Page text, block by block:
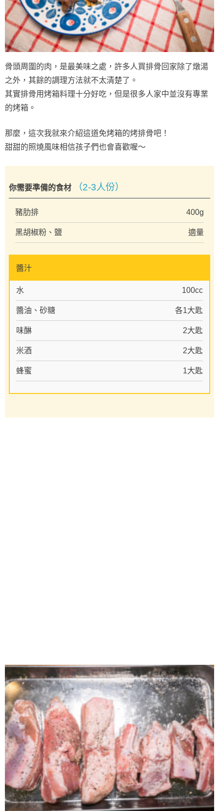
骨頭周圍的肉，是最美味之處，許多人買排骨回家除了燉湯
之外，其餘的調理方法就不太清楚了。
其實排骨用烤箱料理十分好吃，但是很多人家中並沒有專業
的烤箱。
那麼，這次我就來介紹這道免烤箱的烤排骨吧！
甜甜的照燒風味相信孩子們也會喜歡喔～
你需要準備的食材 （2-3人份）
豬肋排 400g
黑胡椒粉、鹽 適量
醬汁
水 100cc
醬油、砂糖 各1大匙
味醂 2大匙
米酒 2大匙
蜂蜜 1大匙